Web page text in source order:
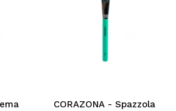
CORAZONA - Spazzola